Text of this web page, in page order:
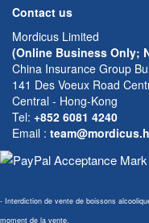
Contact us
Mordicus Limited
(Online Business Only;
China Insurance Group
141 Des Voeux Road
Central - Hong-Kong
Tel: +852 6081 4240
Email :
- Interdiction de vente de boissons
moment de la vente.